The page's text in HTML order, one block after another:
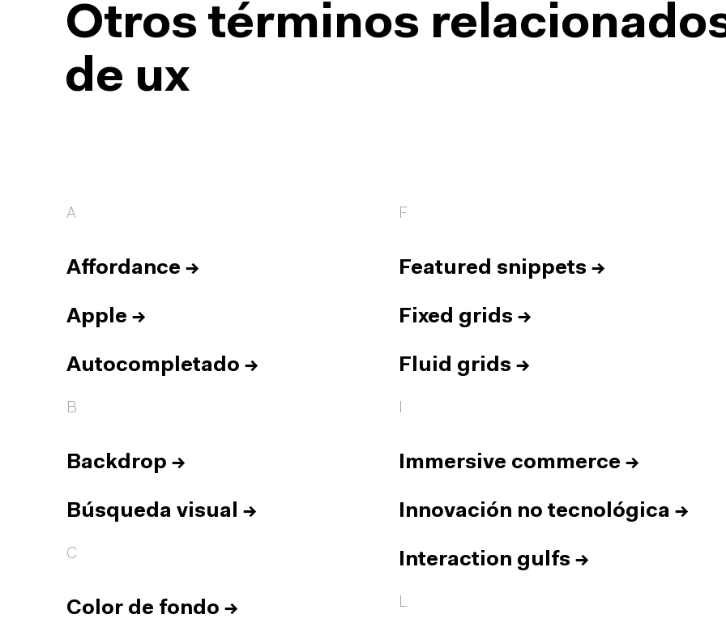
Otros términos
de ux
A
Affordance →
Apple →
Autocompletado →
B
Backdrop →
Búsqueda visual →
C
Color de fondo →
F
Featured snippets →
Fixed grids →
Fluid grids →
I
Immersive commerce →
Innovación no tecnológica →
Interaction gulfs →
L